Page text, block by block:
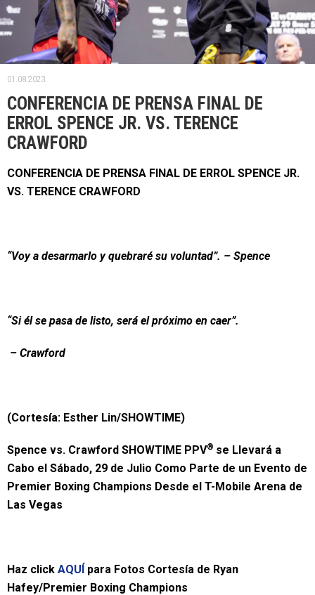
01.08.2023.
CONFERENCIA DE PRENSA FINAL DE
ERROL SPENCE JR. VS. TERENCE
CRAWFORD
CONFERENCIA DE PRENSA FINAL DE ERROL SPENCE JR.
VS. TERENCE CRAWFORD
“Voy a desarmarlo y quebraré su voluntad”. – Spence
“Si él se pasa de listo, será el próximo en caer”.
– Crawford
(Cortesía: Esther Lin/SHOWTIME)
Spence vs. Crawford SHOWTIME PPV® se Llevará a
Cabo el Sábado, 29 de Julio Como Parte de un Evento de
Premier Boxing Champions Desde el T-Mobile Arena de
Las Vegas
Haz click AQUÍ para Fotos Cortesía de Ryan
Hafey/Premier Boxing Champions